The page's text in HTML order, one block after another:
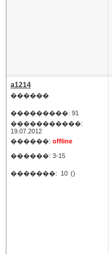
a1214
������
���������: 91
�����������:
19.07.2012
������: offline
������: 3-15
�������: 10 ()